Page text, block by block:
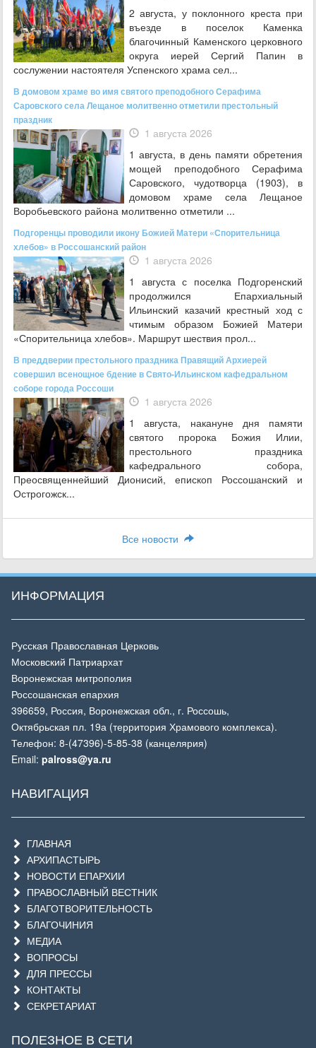
2 августа, у поклонного креста при
въезде в поселок Каменка
благочинный Каменского церковного
округа иерей Сергий Папин в
сослужении настоятеля Успенского храма сел...
В домовом храме во имя святого преподобного Серафима
Саровского села Лещаное молитвенно отметили престольный
праздник
1 августа 2026
1 августа, в день памяти обретения
мощей преподобного Серафима
Саровского, чудотворца (1903), в
домовом храме села Лещаное
Воробьевского района молитвенно отметили ...
Подгоренцы проводили икону Божией Матери «Спорительница
хлебов» в Россошанский район
1 августа 2026
1 августа с поселка Подгоренский
продолжился Епархиальный
Ильинский казачий крестный ход с
чтимым образом Божией Матери
«Спорительница хлебов». Маршрут шествия прол...
В преддверии престольного праздника Правящий Архиерей
совершил всенощное бдение в Свято-Ильинском кафедральном
соборе города Россоши
1 августа 2026
1 августа, накануне дня памяти
святого пророка Божия Илии,
престольного праздника
кафедрального собора,
Преосвященнейший Дионисий, епископ Россошанский и
Острогожск...
Все новости
ИНФОРМАЦИЯ
Русская Православная Церковь
Московский Патриархат
Воронежская митрополия
Россошанская епархия
396659, Россия, Воронежская обл., г. Россошь,
Октябрьская пл. 19а (территория Храмового комплекса).
Телефон: 8-(47396)-5-85-38 (канцелярия)
Email: palross@ya.ru
НАВИГАЦИЯ
ГЛАВНАЯ
АРХИПАСТЫРЬ
НОВОСТИ ЕПАРХИИ
ПРАВОСЛАВНЫЙ ВЕСТНИК
БЛАГОТВОРИТЕЛЬНОСТЬ
БЛАГОЧИНИЯ
МЕДИА
ВОПРОСЫ
ДЛЯ ПРЕССЫ
КОНТАКТЫ
СЕКРЕТАРИАТ
ПОЛЕЗНОЕ В СЕТИ